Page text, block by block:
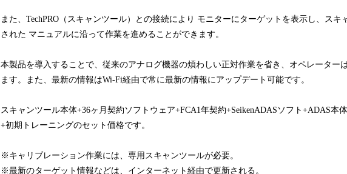
また、TechPRO（スキャンツール）との接続により モニターにターゲットを表示し、スキ
された マニュアルに沿って作業を進めることができます。
本製品を導入することで、従来のアナログ機器の煩わしい正対作業を省き、オペレーター
ます。また、最新の情報はWi-Fi経由で常に最新の情報にアップデート可能です。
スキャンツール本体+36ヶ月契約ソフトウェア+FCA1年契約+SeikenADASソフト+ADAS本
+初期トレーニングのセット価格です。
※キャリブレーション作業には、専用スキャンツールが必要。
※最新のターゲット情報などは、インターネット経由で更新される。